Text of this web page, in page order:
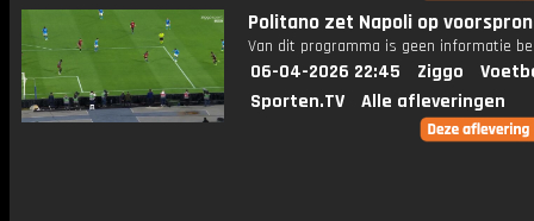
Politano zet Napoli op
Van dit programma is geen informatie
06-04-2026 22:45 Ziggo
Sporten.TV
Alle afleveringen